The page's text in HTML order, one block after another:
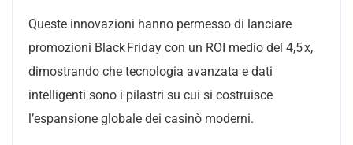
Queste innovazioni hanno permesso di lanciare
promozioni Black Friday con un ROI medio del 4,5 x,
dimostrando che tecnologia avanzata e dati
intelligenti sono i pilastri su cui si costruisce
l’espansione globale dei casinò moderni.